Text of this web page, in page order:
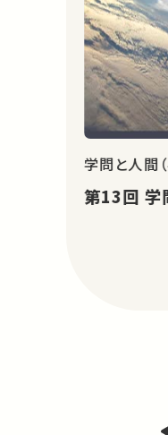
学問と人間
第